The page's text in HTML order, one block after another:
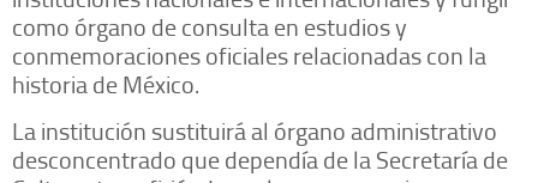
como órgano de consulta en estudios y
conmemoraciones oficiales relacionadas con la
historia de México.
La institución sustituirá al órgano administrativo
desconcentrado que dependía de la Secretaría de